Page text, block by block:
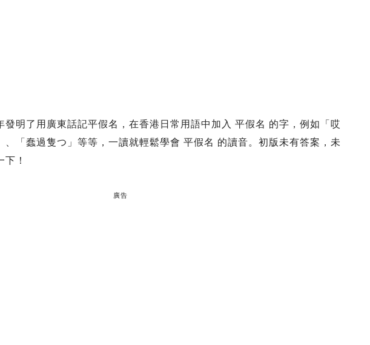
發明了用廣東話記平假名，在香港日常用語中加入 平假名 的字，例如「哎
、「蠢過隻つ」等等，一讀就輕鬆學會 平假名 的讀音。初版未有答案，未
！
廣告